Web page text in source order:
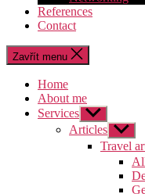
References
Contact
Zavřít menu
Home
About me
Services Zobrazit
podmenu
Articles Zobrazit
Travel